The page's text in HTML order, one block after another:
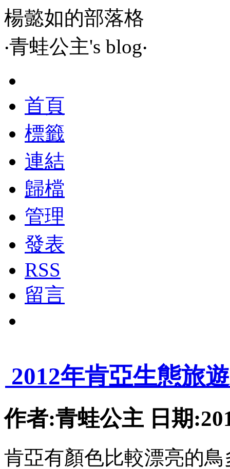
楊懿如的部落格
‧青蛙公主's blog‧
首頁
標籤
連結
歸檔
管理
發表
RSS
留言
2012年肯亞生態旅
作者:青蛙公主 日期
肯亞有顏色比較漂亮的